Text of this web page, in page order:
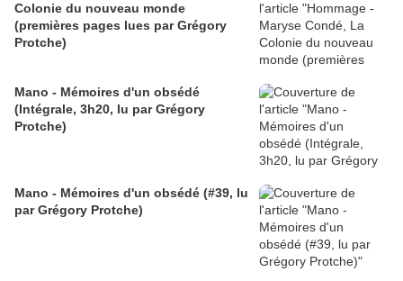
Colonie du nouveau monde
(premières pages lues par Grégory
Protche)
Mano - Mémoires d'un obsédé
(Intégrale, 3h20, lu par Grégory
Protche)
Mano - Mémoires d'un obsédé (#39, lu
par Grégory Protche)